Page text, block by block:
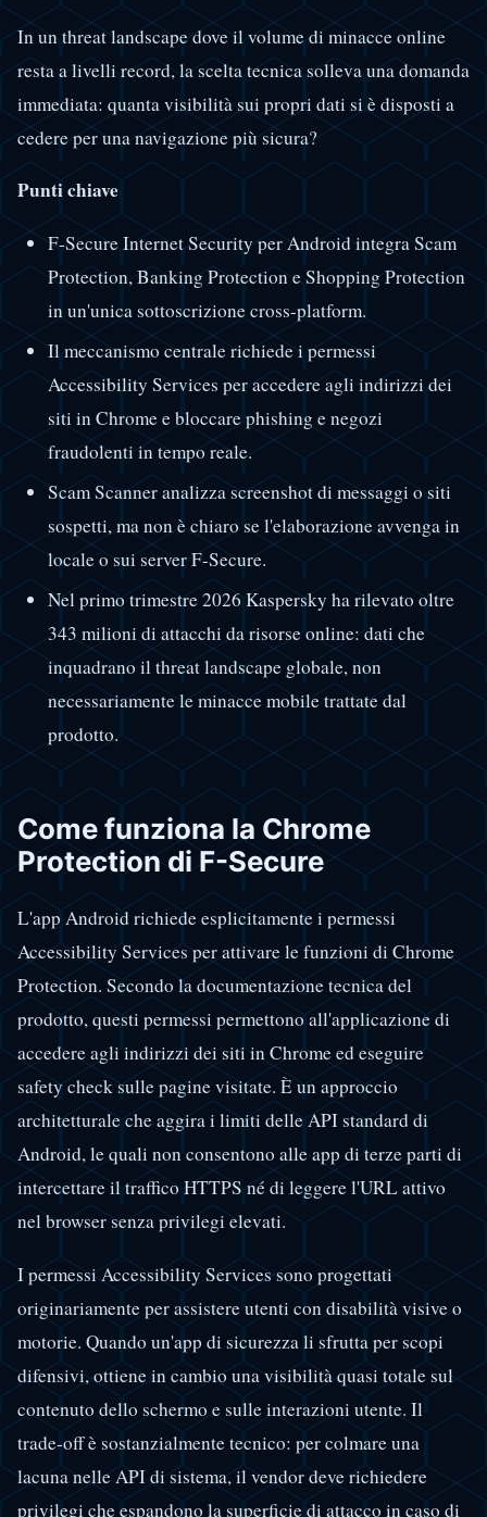
In un threat landscape dove il volume di minacce online
resta a livelli record, la scelta tecnica solleva una domanda
immediata: quanta visibilità sui propri dati si è disposti a
cedere per una navigazione più sicura?
Punti chiave
F-Secure Internet Security per Android integra Scam
Protection, Banking Protection e Shopping Protection
in un'unica sottoscrizione cross-platform.
Il meccanismo centrale richiede i permessi
Accessibility Services per accedere agli indirizzi dei
siti in Chrome e bloccare phishing e negozi
fraudolenti in tempo reale.
Scam Scanner analizza screenshot di messaggi o siti
sospetti, ma non è chiaro se l'elaborazione avvenga in
locale o sui server F-Secure.
Nel primo trimestre 2026 Kaspersky ha rilevato oltre
343 milioni di attacchi da risorse online: dati che
inquadrano il threat landscape globale, non
necessariamente le minacce mobile trattate dal
prodotto.
Come funziona la Chrome
Protection di F-Secure
L'app Android richiede esplicitamente i permessi
Accessibility Services per attivare le funzioni di Chrome
Protection. Secondo la documentazione tecnica del
prodotto, questi permessi permettono all'applicazione di
accedere agli indirizzi dei siti in Chrome ed eseguire
safety check sulle pagine visitate. È un approccio
architetturale che aggira i limiti delle API standard di
Android, le quali non consentono alle app di terze parti di
intercettare il traffico HTTPS né di leggere l'URL attivo
nel browser senza privilegi elevati.
I permessi Accessibility Services sono progettati
originariamente per assistere utenti con disabilità visive o
motorie. Quando un'app di sicurezza li sfrutta per scopi
difensivi, ottiene in cambio una visibilità quasi totale sul
contenuto dello schermo e sulle interazioni utente. Il
trade-off è sostanzialmente tecnico: per colmare una
lacuna nelle API di sistema, il vendor deve richiedere
privilegi che espandono la superficie di attacco in caso di